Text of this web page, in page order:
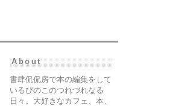
About
書肆侃侃房で本の編集をして
いるぴのこのつれづれなる
日々。大好きなカフェ、本、